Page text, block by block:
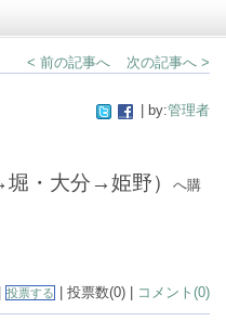
< 前の記事へ 次の記事へ >
| by:管理者
・大分→姫野）
へ購
投票する | 投票数(0) | コメント(0)